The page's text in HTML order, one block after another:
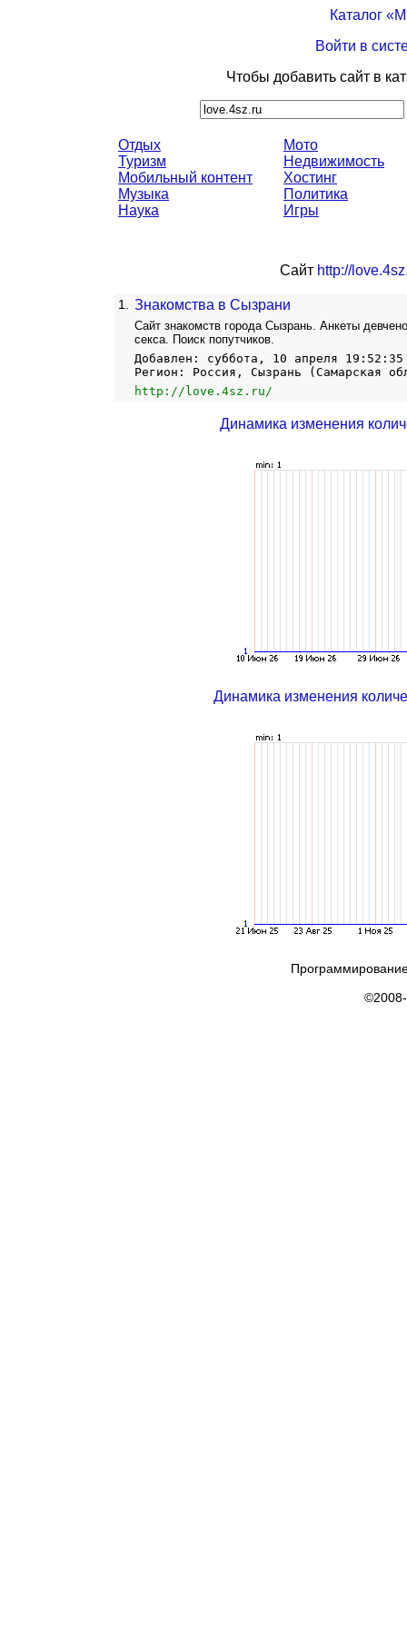
Каталог
Войти в
Чтобы добавить сайт в
Отдых
Туризм
Мобильный контент
Музыка
Наука
Мото
Недвижимость
Хостинг
Политика
Игры
Сайт http://
1. Знакомства в Сызрани
Сайт знакомств города Сызрань. Анкеты
секса. Поиск попутчиков.
Добавлен: суббота, 10 апреля 19:52:35
Регион: Россия, Сызрань (Самарская
http://love.4sz.ru/
Динамика изменения
Динамика изменения